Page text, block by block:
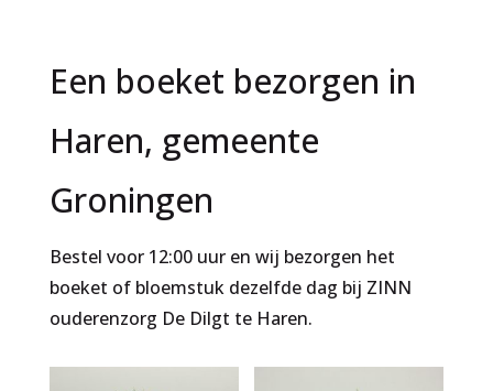
Een boeket bezorgen in
Haren, gemeente
Groningen
Bestel voor 12:00 uur en wij bezorgen het
boeket of bloemstuk dezelfde dag bij ZINN
ouderenzorg De Dilgt te Haren.